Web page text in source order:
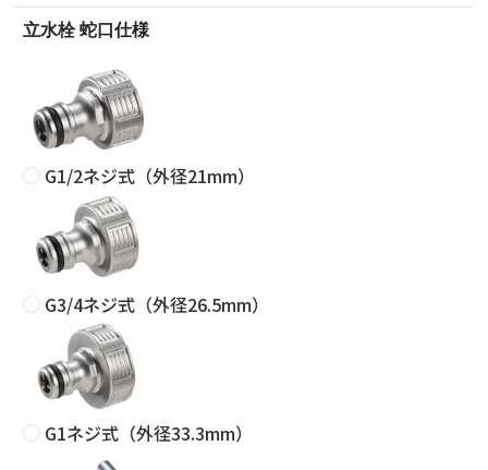
立水栓 蛇口仕様
G1/2ネジ式（外径21mm）
G3/4ネジ式（外径26.5mm）
G1ネジ式（外径33.3mm）